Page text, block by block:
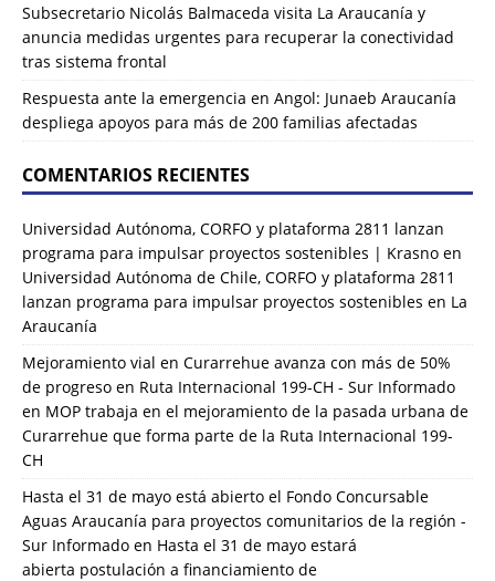
Subsecretario Nicolás Balmaceda visita La Araucanía y
anuncia medidas urgentes para recuperar la conectividad
tras sistema frontal
Respuesta ante la emergencia en Angol: Junaeb Araucanía
despliega apoyos para más de 200 familias afectadas
COMENTARIOS RECIENTES
Universidad Autónoma, CORFO y plataforma 2811 lanzan
programa para impulsar proyectos sostenibles | Krasno en
Universidad Autónoma de Chile, CORFO y plataforma 2811
lanzan programa para impulsar proyectos sostenibles en La
Araucanía
Mejoramiento vial en Curarrehue avanza con más de 50%
de progreso en Ruta Internacional 199-CH - Sur Informado
en MOP trabaja en el mejoramiento de la pasada urbana de
Curarrehue que forma parte de la Ruta Internacional 199-
CH
Hasta el 31 de mayo está abierto el Fondo Concursable
Aguas Araucanía para proyectos comunitarios de la región -
Sur Informado en Hasta el 31 de mayo estará
abierta postulación a financiamiento de